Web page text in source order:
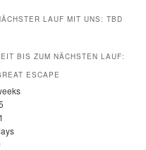
LAUF MIT UNS: TBD
BIS ZUM NÄCHSTEN LAUF:
ESCAPE